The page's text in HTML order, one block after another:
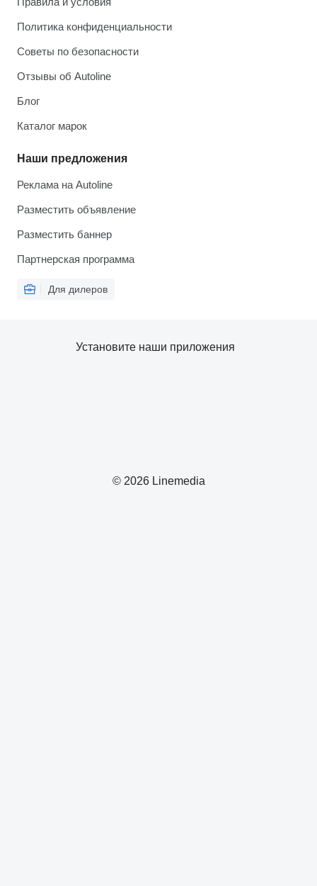
Политика конфиденциальности
Советы по безопасности
Отзывы об Autoline
Блог
Каталог марок
Наши предложения
Реклама на Autoline
Разместить объявление
Разместить баннер
Партнерская программа
Для дилеров
© 2026 Linemedia
Установите наши приложения